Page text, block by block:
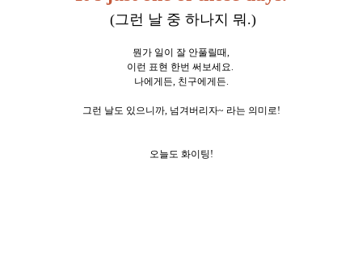
(그런 날 중 하나지 뭐.)
뭔가 일이 잘 안풀릴때,
이런 표현 한번 써보세요.
나에게든, 친구에게든.
그런 날도 있으니까, 넘겨버리자~ 라는 의미로!
오늘도 화이팅!